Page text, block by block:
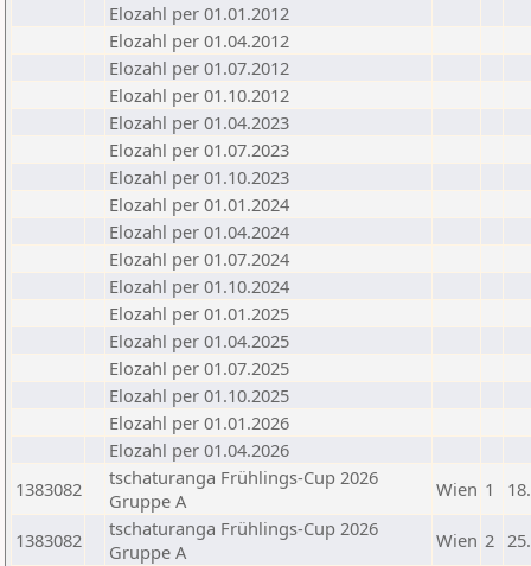
Elozahl per 01.01.2012
Elozahl per 01.04.2012
Elozahl per 01.07.2012
Elozahl per 01.10.2012
Elozahl per 01.04.2023
Elozahl per 01.07.2023
Elozahl per 01.10.2023
Elozahl per 01.01.2024
Elozahl per 01.04.2024
Elozahl per 01.07.2024
Elozahl per 01.10.2024
Elozahl per 01.01.2025
Elozahl per 01.04.2025
Elozahl per 01.07.2025
Elozahl per 01.10.2025
Elozahl per 01.01.2026
Elozahl per 01.04.2026
1383082
tschaturanga Frühlings-Cup 2026
Gruppe A
Wien 1
1383082
tschaturanga Frühlings-Cup 2026
Gruppe A
Wien 2